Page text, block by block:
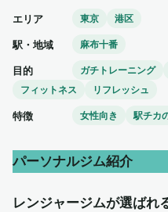
エリア 東京 港区
駅・地域 麻布十番
目的 ガチトレーニング
フィットネス
リフレッシュ
特徴 女性向き 駅チカ
パーソナルジム紹介
レンジャージムが選ばれ